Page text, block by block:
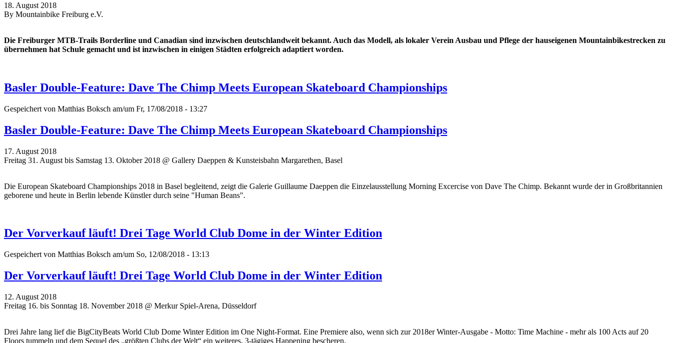
18. August 2018
By Mountainbike Freiburg e.V.
Die Freiburger MTB-Trails Borderline und Canadian sind inzwischen deutschlandweit bekannt. Auch das Modell, als lokaler Verein Ausbau und Pflege der hauseigenen Mountainbikestrecken zu
übernehmen hat Schule gemacht und ist inzwischen in einigen Städten erfolgreich adaptiert worden.
Basler Double-Feature: Dave The Chimp Meets European Skateboard Championships
Gespeichert von Matthias Boksch am/um Fr, 17/08/2018 - 13:27
Basler Double-Feature: Dave The Chimp Meets European Skateboard Championships
17. August 2018
Freitag 31. August bis Samstag 13. Oktober 2018 @ Gallery Daeppen & Kunsteisbahn Margarethen, Basel
Die European Skateboard Championships 2018 in Basel begleitend, zeigt die Galerie Guillaume Daeppen die Einzelausstellung Morning Excercise von Dave The Chimp. Bekannt wurde der in Großbritannien
geborene und heute in Berlin lebende Künstler durch seine "Human Beans".
Der Vorverkauf läuft! Drei Tage World Club Dome in der Winter Edition
Gespeichert von Matthias Boksch am/um So, 12/08/2018 - 13:13
Der Vorverkauf läuft! Drei Tage World Club Dome in der Winter Edition
12. August 2018
Freitag 16. bis Sonntag 18. November 2018 @ Merkur Spiel-Arena, Düsseldorf
Drei Jahre lang lief die BigCityBeats World Club Dome Winter Edition im One Night-Format. Eine Premiere also, wenn sich zur 2018er Winter-Ausgabe - Motto: Time Machine - mehr als 100 Acts auf 20
Floors tummeln und dem Sequel des „größten Clubs der Welt“ ein weiteres, 3-tägiges Happening bescheren.